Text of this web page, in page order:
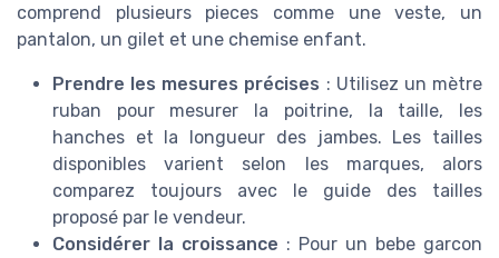
comprend plusieurs pieces comme une veste, un
pantalon, un gilet et une chemise enfant.
Prendre les mesures précises : Utilisez un mètre
ruban pour mesurer la poitrine, la taille, les
hanches et la longueur des jambes. Les tailles
disponibles varient selon les marques, alors
comparez toujours avec le guide des tailles
proposé par le vendeur.
Considérer la croissance : Pour un bebe garcon